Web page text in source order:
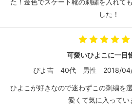
た！金色でスケート靴の刺繍を入れて
した！
可愛いひよこに一目
ぴよ吉
40代 男性 2018/
ひよこが好きなので迷わずこの刺繍を
愛くて気に入ってい